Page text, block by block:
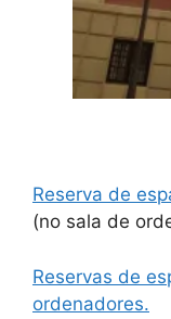
Reserva de
(no sala de
Reservas de
ordenadores.